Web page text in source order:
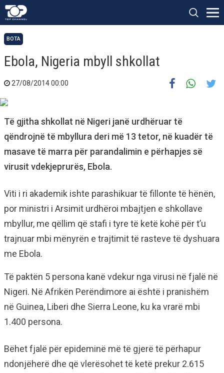
BOTA
Ebola, Nigeria mbyll shkollat
27/08/2014 00:00
Të gjitha shkollat në Nigeri janë urdhëruar të
qëndrojnë të mbyllura deri më 13 tetor, në kuadër të
masave të marra për parandalimin e përhapjes së
virusit vdekjeprurës, Ebola.
Viti i ri akademik ishte parashikuar të fillonte të hënën,
por ministri i Arsimit urdhëroi mbajtjen e shkollave
mbyllur, me qëllim që stafi i tyre të ketë kohë për t’u
trajnuar mbi mënyrën e trajtimit të rasteve të dyshuara
me Ebola.
Të paktën 5 persona kanë vdekur nga virusi në fjalë në
Nigeri. Në Afrikën Perëndimore ai është i pranishëm
në Guinea, Liberi dhe Sierra Leone, ku ka vrarë mbi
1.400 persona.
Bëhet fjalë për epideminë më të gjerë të përhapur
ndonjëherë dhe që vlerësohet të ketë prekur 2.615